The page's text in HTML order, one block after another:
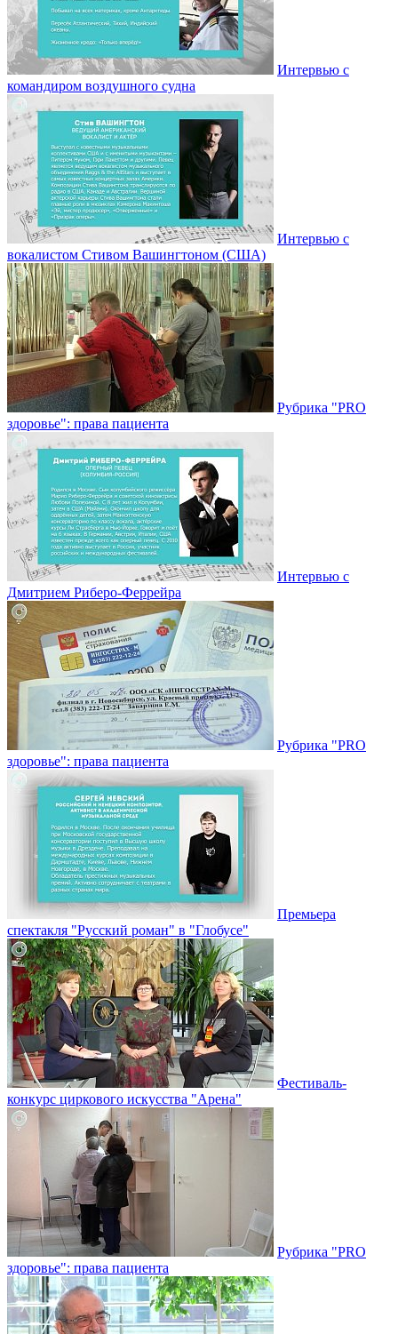
Интервью с
командиром воздушного судна
Интервью с
вокалистом Стивом Вашингтоном (США)
Рубрика "PRO
здоровье": права пациента
Интервью с
Дмитрием Риберо-Феррейра
Рубрика "PRO
здоровье": права пациента
Премьера
спектакля "Русский роман" в "Глобусе"
Фестиваль-
конкурс циркового искусства "Арена"
Рубрика "PRO
здоровье": права пациента